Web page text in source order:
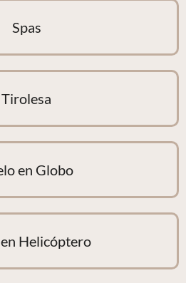
Spas
Tirolesa
en Globo
Helicóptero